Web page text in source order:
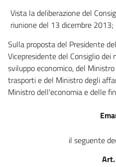
Vista la deliberazione del
riunione del 13 dicembre 2013;
Sulla proposta del Presidente
Vicepresidente del Consiglio
sviluppo economico, del
trasporti e del Ministro degli
Ministro dell'economia e delle
il seguente